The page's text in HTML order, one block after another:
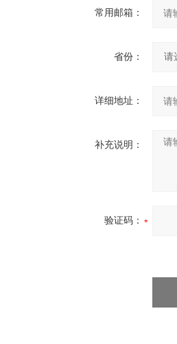
常用邮箱：
省份：
详细地址：
补充说明：
验证码：